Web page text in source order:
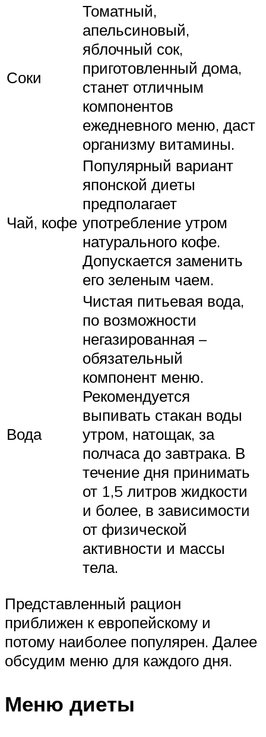
Соки
Томатный,
апельсиновый,
яблочный сок,
приготовленный дома,
станет отличным
компонентов
ежедневного меню, даст
организму витамины.
Чай, кофе
Популярный вариант
японской диеты
предполагает
употребление утром
натурального кофе.
Допускается заменить
его зеленым чаем.
Вода
Чистая питьевая вода,
по возможности
негазированная –
обязательный
компонент меню.
Рекомендуется
выпивать стакан воды
утром, натощак, за
полчаса до завтрака. В
течение дня принимать
от 1,5 литров жидкости
и более, в зависимости
от физической
активности и массы
тела.
Представленный рацион
приближен к европейскому и
потому наиболее популярен. Далее
обсудим меню для каждого дня.
Меню диеты